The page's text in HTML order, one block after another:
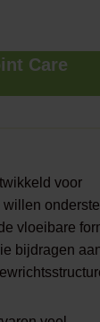
Care
voor
vloeibare
bijdragen